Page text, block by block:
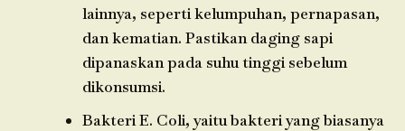
lainnya, seperti kelumpuhan, pernapasan,
dan kematian. Pastikan daging sapi
dipanaskan pada suhu tinggi sebelum
dikonsumsi.
Bakteri E. Coli, yaitu bakteri yang biasanya